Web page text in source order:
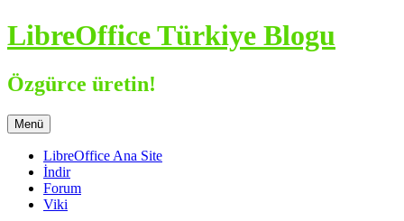
İçeriğe
atla
LibreOffice Türkiye Blogu
Özgürce üretin!
Menü
LibreOffice Ana Site
İndir
Forum
Viki